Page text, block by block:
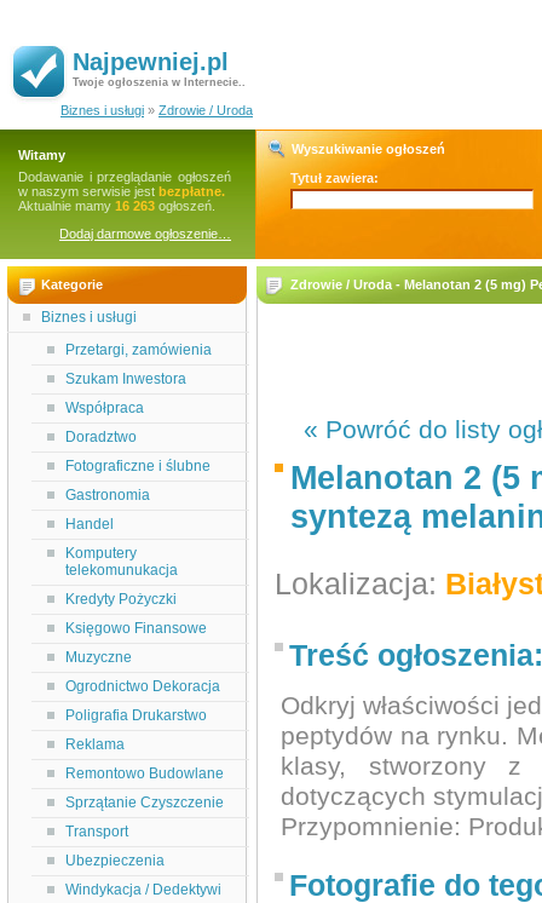
Najpewniej.pl
Twoje ogłoszenia w Internecie..
Biznes i usługi » Zdrowie / Uroda
Witamy
Dodawanie i przeglądanie ogłoszeń
w naszym serwisie jest bezpłatne.
Aktualnie mamy 16 263 ogłoszeń.
Dodaj darmowe ogłoszenie…
Wyszukiwanie ogłoszeń
Tytuł zawiera:
Kategorie
Biznes i usługi
Przetargi, zamówienia
Szukam Inwestora
Współpraca
Doradztwo
Fotograficzne i ślubne
Gastronomia
Handel
Komputery
telekomunukacja
Kredyty Pożyczki
Księgowo Finansowe
Muzyczne
Ogrodnictwo Dekoracja
Poligrafia Drukarstwo
Reklama
Remontowo Budowlane
Sprzątanie Czyszczenie
Transport
Ubezpieczenia
Windykacja / Dedektywi
Zdrowie / Uroda - Melanotan 2 (5 mg)
« Powróć do listy
Melanotan 2 (5
syntezą
Lokalizacja:
Treść ogłoszenia:
Odkryj właściwości
peptydów na rynku.
klasy, stworzony z
dotyczących
Przypomnienie:
Fotografie do